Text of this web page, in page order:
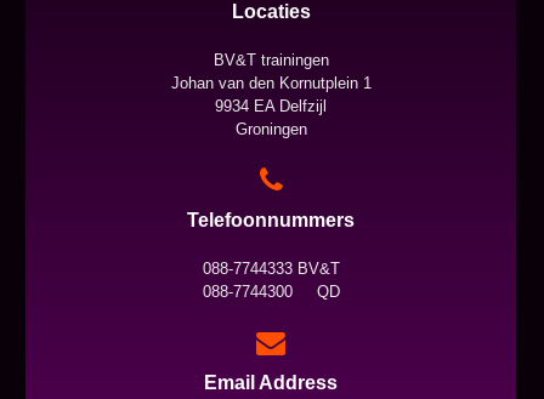
Locaties
BV&T trainingen
Johan van den Kornutplein 1
9934 EA Delfzijl
Groningen
Telefoonnummers
088-7744333 BV&T
088-7744300 QD
Email Address